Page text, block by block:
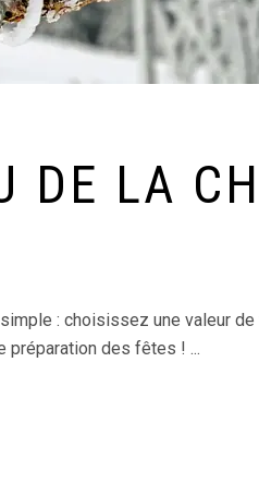
DE LA
: choisissez une valeur
préparation des fêtes !